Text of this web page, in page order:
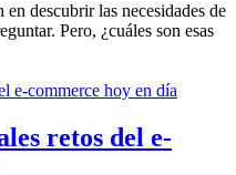
descubrir las necesidades de
Pero, ¿cuáles son esas
retos del e-